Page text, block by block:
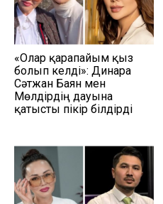
«Олар қарапайым қыз
болып келді»: Динара
Сәтжан Баян мен
Мөлдірдің дауына
қатысты пікір білдірді